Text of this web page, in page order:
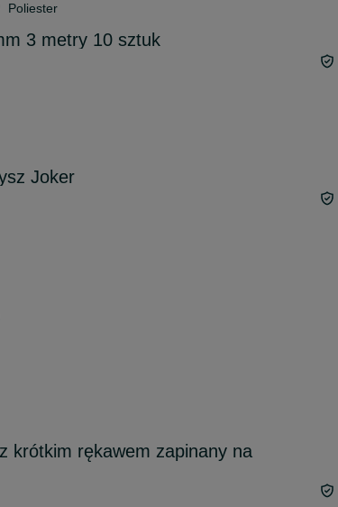
Poliester
3 metry 10 sztuk
Joker
krótkim rękawem zapinany na